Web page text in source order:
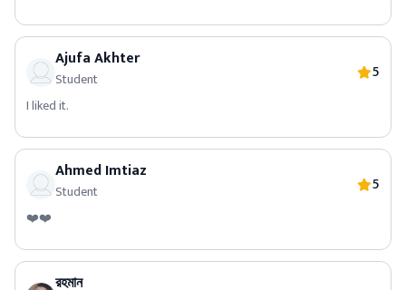
Ajufa Akhter
Student 5
I liked it.
Ahmed Imtiaz
Student 5
❤️❤️
রহমান